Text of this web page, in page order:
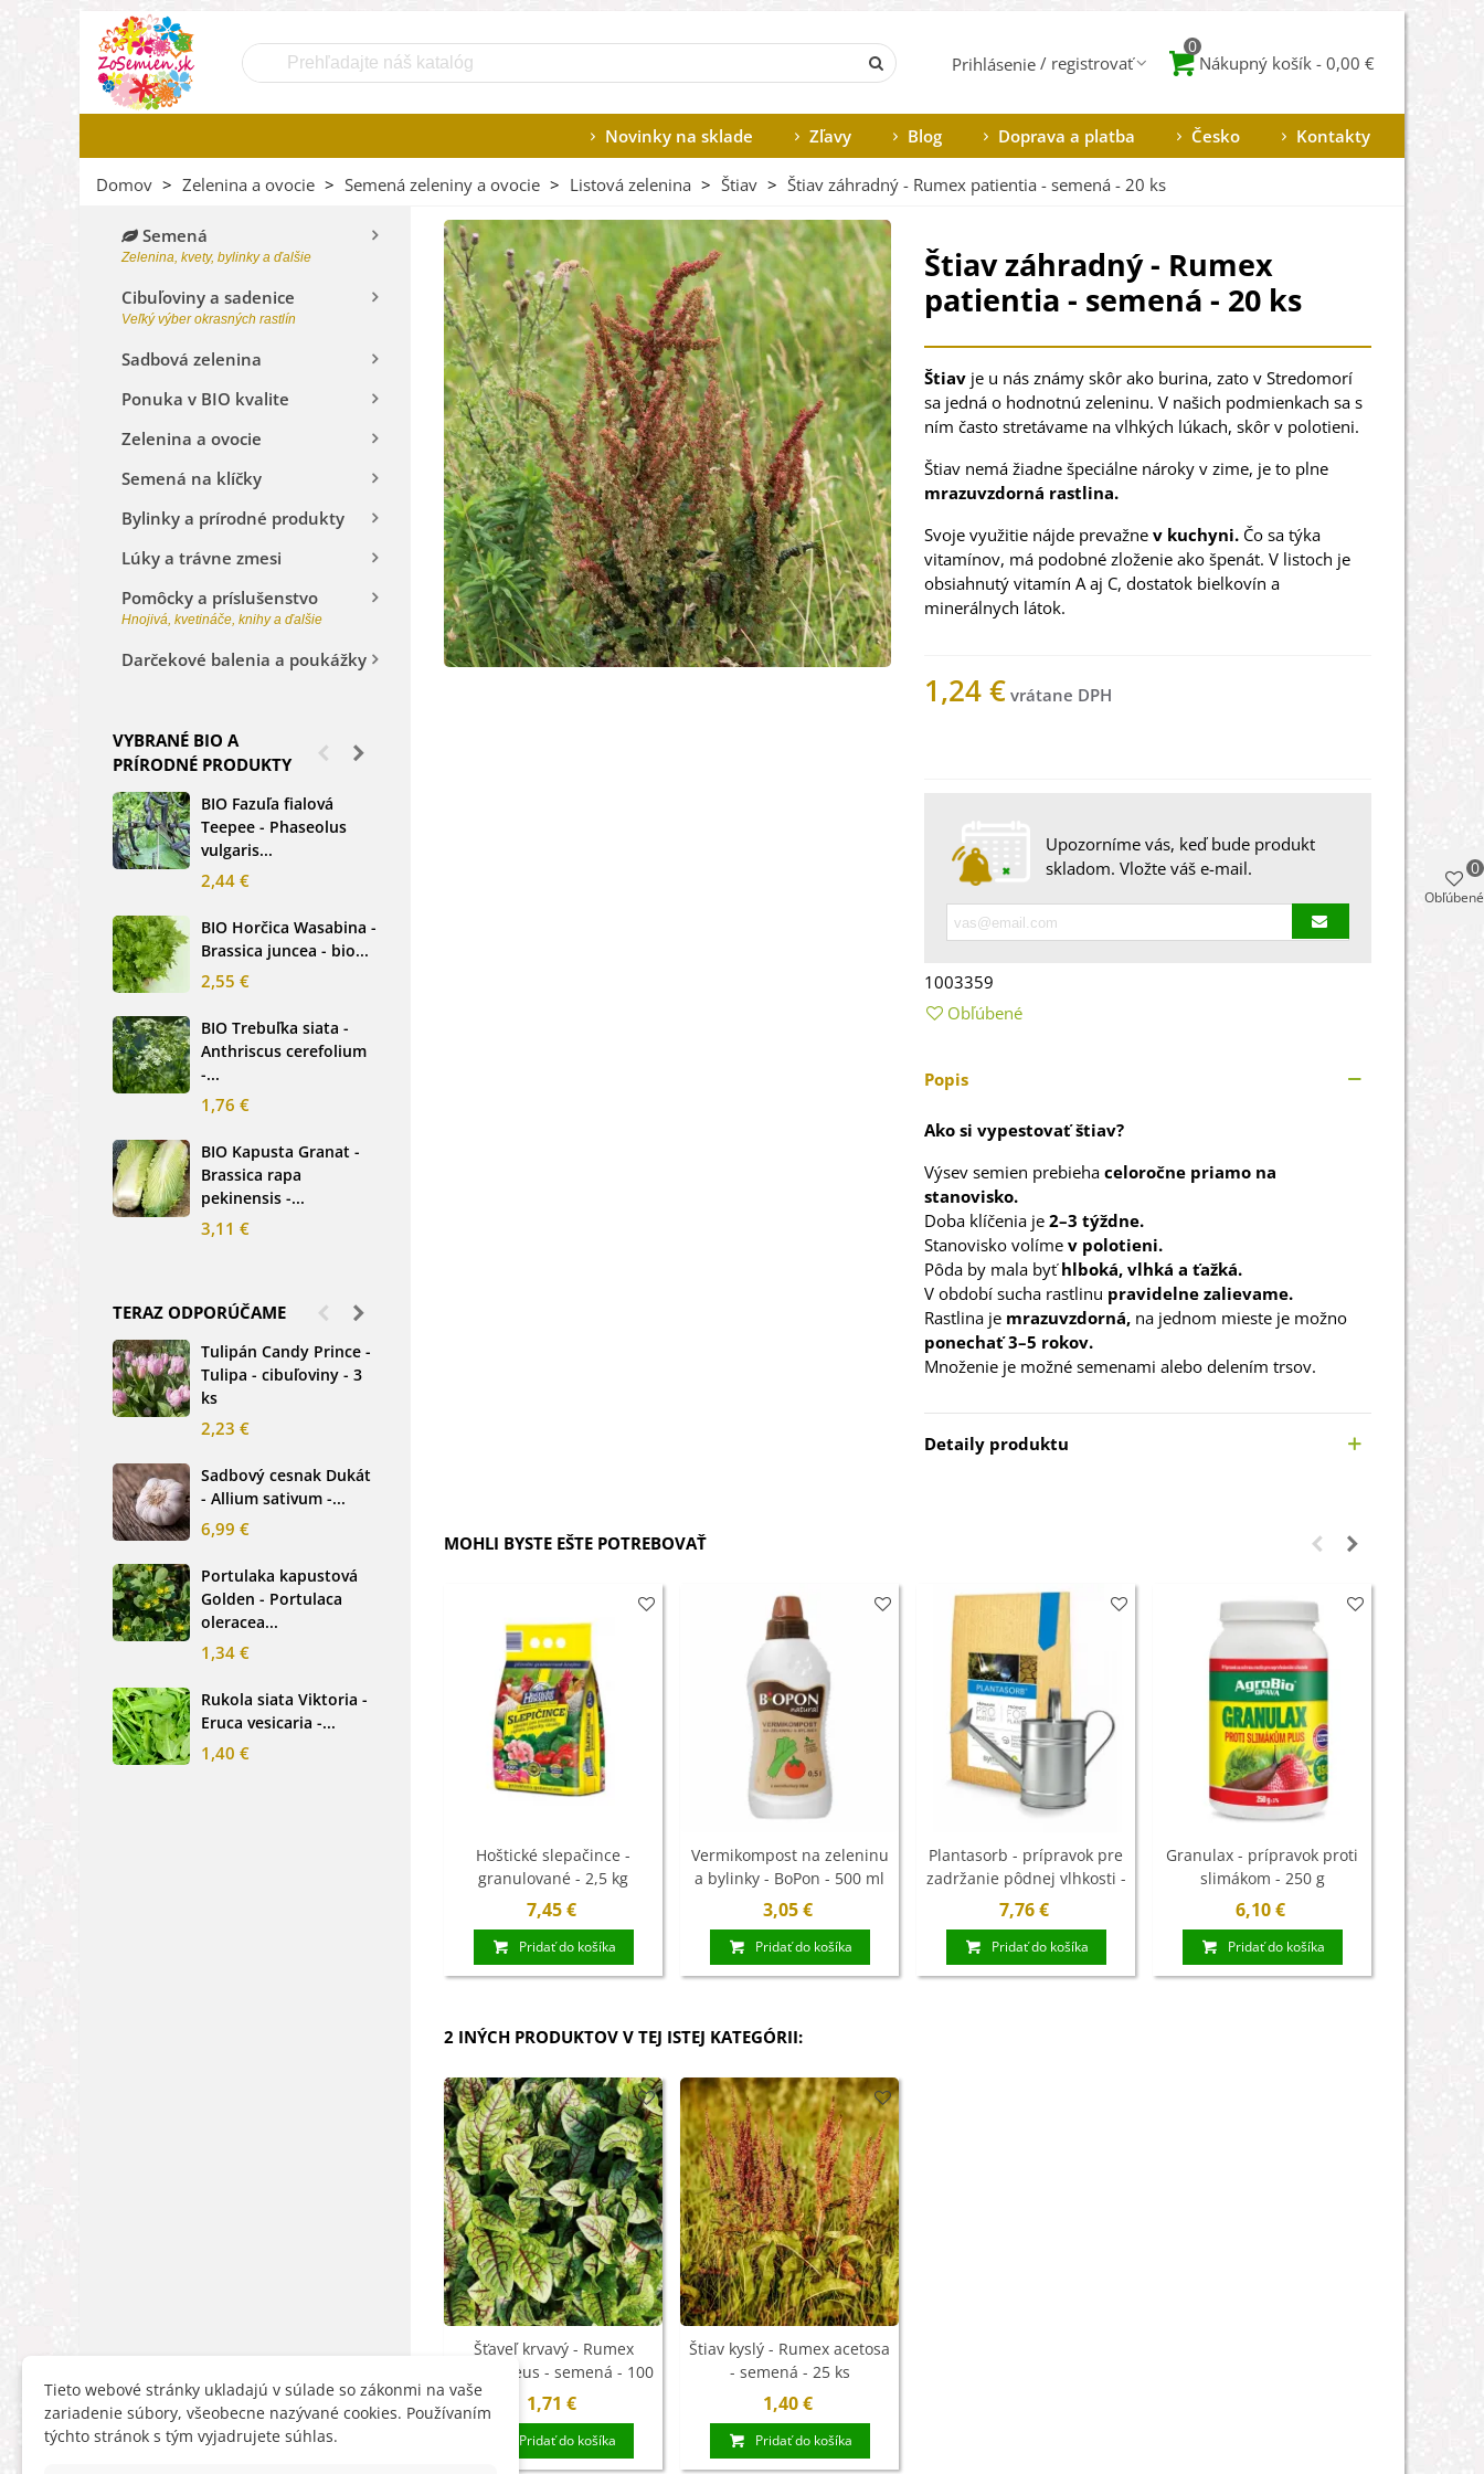
Prihlásenie
0
Nákupný košík - 0,00 €
Novinky na sklade Zľavy Blog Doprava a platba Česko Kontakty
Domov > Zelenina a ovocie > Semená zeleniny a ovocie > Listová zelenina > Štiav > Štiav záhradný - Rumex patientia - semená - 20 ks
Semená
Zelenina, kvety, bylinky a ďalšie
Cibuľoviny a sadenice
Veľký výber okrasných rastlín
Sadbová zelenina
Ponuka v BIO kvalite
Zelenina a ovocie
Semená na klíčky
Bylinky a prírodné produkty
Lúky a trávne zmesi
Pomôcky a príslušenstvo
Hnojivá, kvetináče, knihy a ďalšie
Darčekové balenia a poukážky
VYBRANÉ BIO A
PRÍRODNÉ PRODUKTY
BIO Fazuľa fialová
Teepee - Phaseolus
vulgaris...
2,44 €
BIO Horčica Wasabina -
Brassica juncea - bio...
2,55 €
BIO Trebuľka siata -
Anthriscus cerefolium
-...
1,76 €
BIO Kapusta Granat -
Brassica rapa
pekinensis -...
3,11 €
TERAZ ODPORÚČAME
Tulipán Candy Prince -
Tulipa - cibuľoviny - 3
ks
2,23 €
Sadbový cesnak Dukát
- Allium sativum -...
6,99 €
Portulaka kapustová
Golden - Portulaca
oleracea...
1,34 €
Rukola siata Viktoria -
Eruca vesicaria -...
1,40 €
2,64 €
Nezábudka alpínska
modrá - Myosotis
alpestris -...
1,29 €
Štiav záhradný - Rumex
patientia - semená - 20 ks
Štiav je u nás známy skôr ako burina, zato v Stredomorí
sa jedná o hodnotnú zeleninu. V našich podmienkach sa s
ním často stretávame na vlhkých lúkach, skôr v polotieni.
Štiav nemá žiadne špeciálne nároky v zime, je to plne
mrazuvzdorná rastlina.
Svoje využitie nájde prevažne v kuchyni. Čo sa týka
vitamínov, má podobné zloženie ako špenát. V listoch je
obsiahnutý vitamín A aj C, dostatok bielkovín a
minerálnych látok.
1,24 €
Upozorníme vás, keď bude produkt
skladom. Vložte váš e-mail.
1003359
Obľúbené
Popis
Ako si vypestovať štiav?
Výsev semien prebieha celoročne priamo na
stanovisko.
Doba klíčenia je 2–3 týždne.
Stanovisko volíme v polotieni.
Pôda by mala byťhlboká, vlhká a ťažká.
V období sucha rastlinu pravidelne zalievame.
Rastlina je mrazuvzdorná, na jednom mieste je možno
ponechať 3–5 rokov.
Množenie je možné semenami alebo delením trsov.
Detaily produktu
MOHLI BYSTE EŠTE POTREBOVAŤ
Hoštické slepačince -
granulované - 2,5 kg
7,45 €
Pridať do košíka
Vermikompost na zeleninu
a bylinky - BoPon - 500 ml
3,05 €
Pridať do košíka
Plantasorb - prípravok pre
zadržanie pôdnej vlhkosti -
Symbiom - 750 g
7,76 €
Pridať do košíka
Granulax - prípravok proti
slimákom - 250 g
6,10 €
Pridať do košíka
2 INÝCH PRODUKTOV V TEJ ISTEJ KATEGÓRII:
Šťaveľ krvavý - Rumex
sanguineus - semená - 100
ks
1,71 €
Pridať do košíka
Štiav kyslý - Rumex acetosa
- semená - 25 ks
1,40 €
Pridať do košíka
Obľúbené
0
Tieto webové stránky ukladajú v súlade so zákonmi na vaše
zariadenie súbory, všeobecne nazývané cookies. Používaním
týchto stránok s tým vyjadrujete súhlas.